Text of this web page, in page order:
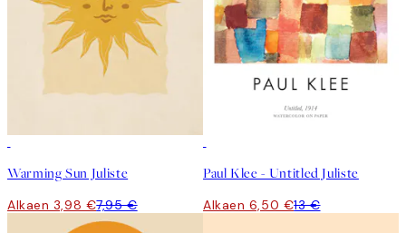
Warming Sun Juliste
Alkaen 3,98 €7,95 €
Paul Klee - Untitled Juliste
Alkaen 6,50 €13 €